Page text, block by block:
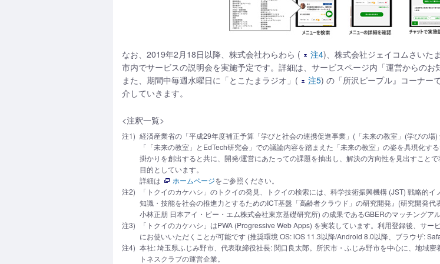
なお、2019年2月18日以降、株式会社わらわら ( 注4)、株式会社ジェイコムさいた
市内でサービスの説明会を実施予定です。詳細は、サービスページ内「運営からのお
また、期間中毎週水曜日に「とこたまラジオ」(
注5) の「所沢ピープル』コーナー
介していきます。
<注釈一覧>
注1) 経済産業省の「平成29年度補正予算「学びと社会の連携促進事業」(「未来の教室」(学びの
「「未来の教室」とEdTech研究会」での議論内容を踏まえた「未来の教室」の姿を具現化
掛かりを創出すると共に、開発/運営にあたっての課題を抽出し、解決の方向性を見出すこと
目的としています。
詳細は
ホームページをご参照ください。
注2)
「トクイのカケハシ」のトクイの発見、トクイの検索には、科学技術振興機構 (JST) 戦略的
知識・技能を社会の推進力とするためのICT基盤「高齢者クラウド」の研究開発』(研究開発
小林正朋 日本アイ・ビー・エム株式会社東京基礎研究所) の成果であるGBERのマッチングア
注3)
「トクイのカケハシ」はPWA (Progressive Web Apps) を実装しています。利用登録後、サ
にお使いいただくことが可能です (推奨環境 OS: iOS 11.3以降/Android 8.0以降、ブラウザ:
注4) 本社: 埼玉県ふじみ野市、代表取締役社長: 関口良太郎。所沢市・ふじみ野市を中心に、地域
トネスクラブの運営企業。